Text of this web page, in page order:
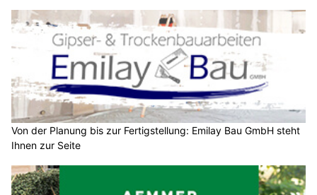
Von der Planung bis zur Fertigstellung: Emilay Bau GmbH steht
Ihnen zur Seite